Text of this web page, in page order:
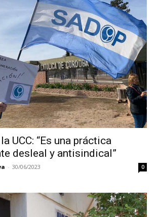
UCC: “Es una práctica
desleal y antisindical”
- 30/06/2023 0